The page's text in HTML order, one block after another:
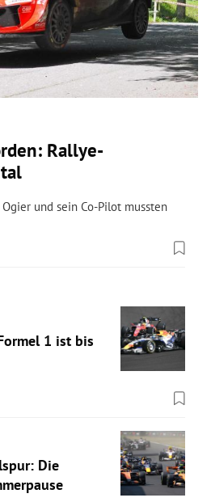
Rallye-
und sein Co-Pilot mussten
1 ist bis
Die